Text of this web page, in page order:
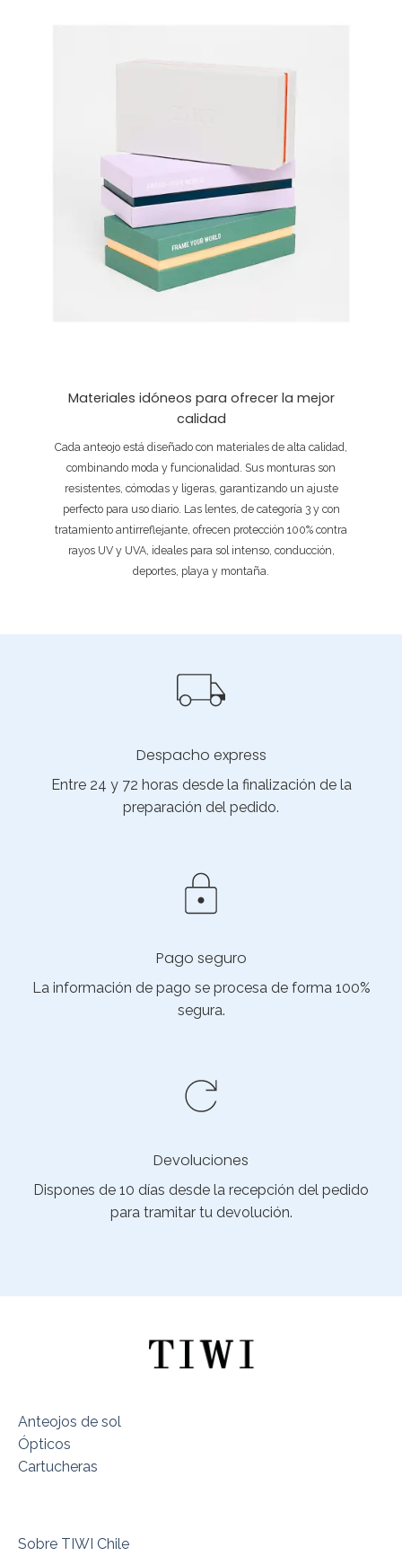
Materiales idóneos para ofrecer la mejor
calidad
Cada anteojo está diseñado con materiales de alta calidad,
combinando moda y funcionalidad. Sus monturas son
resistentes, cómodas y ligeras, garantizando un ajuste
perfecto para uso diario. Las lentes, de categoría 3 y con
tratamiento antirreflejante, ofrecen protección 100% contra
rayos UV y UVA, ideales para sol intenso, conducción,
deportes, playa y montaña.
Despacho express
Entre 24 y 72 horas desde la finalización de la
preparación del pedido.
Pago seguro
La información de pago se procesa de forma 100%
segura.
Devoluciones
Dispones de 10 días desde la recepción del pedido
para tramitar tu devolución.
Anteojos de sol
Ópticos
Cartucheras
Sobre TIWI Chile